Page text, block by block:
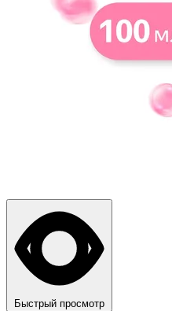
Быстрый просмотр